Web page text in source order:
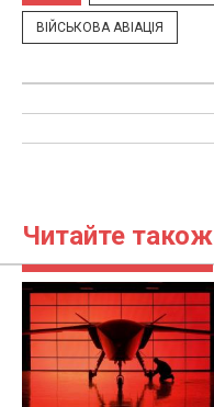
ВІЙСЬКОВА АВІАЦІЯ
Читайте також